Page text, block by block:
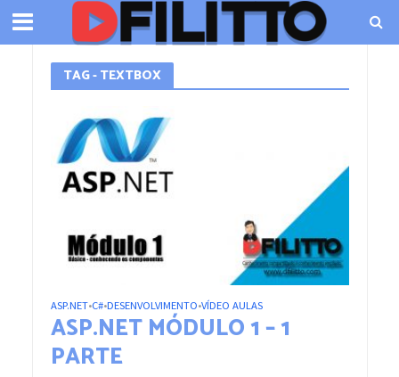
TAG - TEXTBOX
ASP.NET•C#•DESENVOLVIMENTO•VÍDEO AULAS
ASP.NET MÓDULO 1 – 1
PARTE